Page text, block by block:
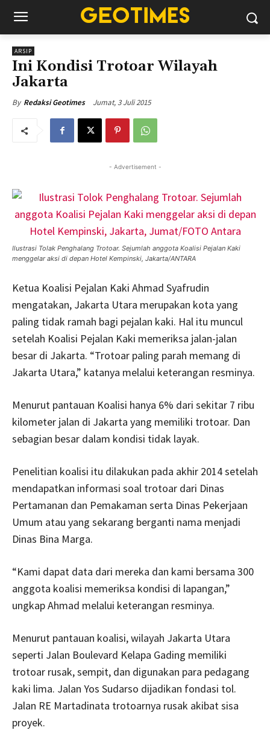
ARSIP
Ini Kondisi Trotoar Wilayah
Jakarta
By Redaksi Geotimes Jumat, 3 Juli 2015
- Advertisement -
Ilustrasi Tolak Penghalang Trotoar. Sejumlah anggota Koalisi Pejalan Kaki
menggelar aksi di depan Hotel Kempinski, Jakarta/ANTARA
Ketua Koalisi Pejalan Kaki Ahmad Syafrudin
mengatakan, Jakarta Utara merupakan kota yang
paling tidak ramah bagi pejalan kaki. Hal itu muncul
setelah Koalisi Pejalan Kaki memeriksa jalan-jalan
besar di Jakarta. “Trotoar paling parah memang di
Jakarta Utara,” katanya melalui keterangan resminya.
Menurut pantauan Koalisi hanya 6% dari sekitar 7 ribu
kilometer jalan di Jakarta yang memiliki trotoar. Dan
sebagian besar dalam kondisi tidak layak.
Penelitian koalisi itu dilakukan pada akhir 2014 setelah
mendapatkan informasi soal trotoar dari Dinas
Pertamanan dan Pemakaman serta Dinas Pekerjaan
Umum atau yang sekarang berganti nama menjadi
Dinas Bina Marga.
“Kami dapat data dari mereka dan kami bersama 300
anggota koalisi memeriksa kondisi di lapangan,”
ungkap Ahmad melalui keterangan resminya.
Menurut pantauan koalisi, wilayah Jakarta Utara
seperti Jalan Boulevard Kelapa Gading memiliki
trotoar rusak, sempit, dan digunakan para pedagang
kaki lima. Jalan Yos Sudarso dijadikan fondasi tol.
Jalan RE Martadinata trotoarnya rusak akibat sisa
proyek.